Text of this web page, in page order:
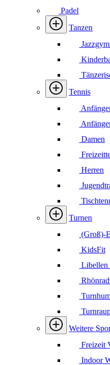
Padel
Tanzen
Tennis
Damen
Herren
Turnen
(Groß)-
KidsFit
Libellen
Weitere
Freizeit
Indoor